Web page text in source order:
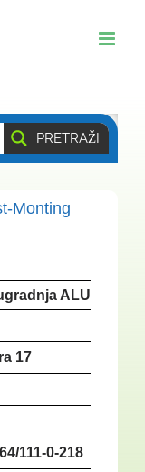
PRETRAŽI
Monting
ALU i PVC
17
111-0-218